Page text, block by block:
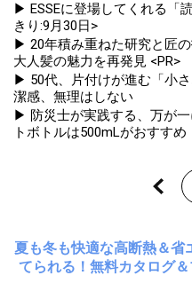
▶ ESSEに登場してくれる「
きり:9月30日>
▶ 20年積み重ねた研究と匠
大人髪の魅力を再発見 <PR>
▶ 50代、片付けが進む「小
潔感、無理はしない
▶ 防災士が実践する、万が
トボトルは500mLがおすすめ
夏も冬も快適な高断熱＆省
てられる！無料カタログ